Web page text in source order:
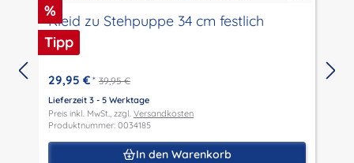
Rabatt
%
Tipp
Kleid zu Stehpuppe 34 cm festlich
29,95 € * 39,95 €
Lieferzeit 3 - 5 Werktage
Preis inkl. MwSt., zzgl. Versandkosten
Produktnummer: 0034185
In den Warenkorb